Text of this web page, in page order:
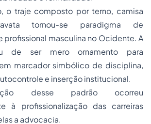
o traje composto por terno, camisa
tornou-se paradigma de
masculina no Ocidente. A
de ser mero ornamento para
marcador simbólico de disciplina,
e inserção institucional.
desse padrão ocorreu
à profissionalização das carreiras
a advocacia.